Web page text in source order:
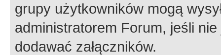
grupy użytkowników mogą
administratorem Forum, jeśli
dodawać załączników.